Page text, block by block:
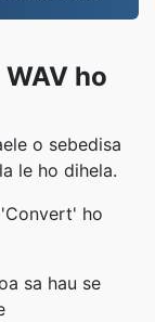
ho
o sebedisa
le ho dihela.
ho
sa hau se